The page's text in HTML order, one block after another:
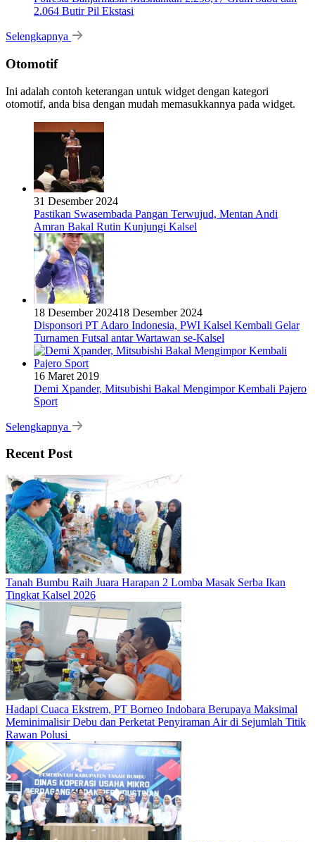
2.064 Butir Pil Ekstasi
Selengkapnya
Otomotif
Ini adalah contoh keterangan untuk widget dengan kategori
otomotif, anda bisa dengan mudah memasukkannya pada widget.
31 Desember 2024
Pastikan Swasembada Pangan Terwujud, Mentan Andi
Amran Bakal Rutin Kunjungi Kalsel
18 Desember 202418 Desember 2024
Disponsori PT Adaro Indonesia, PWI Kalsel Kembali Gelar
Turnamen Futsal antar Wartawan se-Kalsel
16 Maret 2019
Demi Xpander, Mitsubishi Bakal Mengimpor Kembali Pajero
Sport
Selengkapnya
Recent Post
Tanah Bumbu Raih Juara Harapan 2 Lomba Masak Serba Ikan
Tingkat Kalsel 2026
Hadapi Cuaca Ekstrem, PT Borneo Indobara Berupaya Maksimal
Meminimalisir Debu dan Perketat Penyiraman Air di Sejumlah Titik
Rawan Polusi